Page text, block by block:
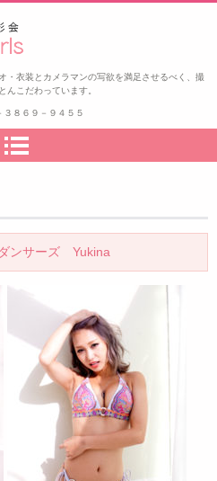
撮影会
・衣装とカメラマンの写欲を満足させるべく、撮
んこだわっています。
３８６９－９４５５
ンサーズ Yukina